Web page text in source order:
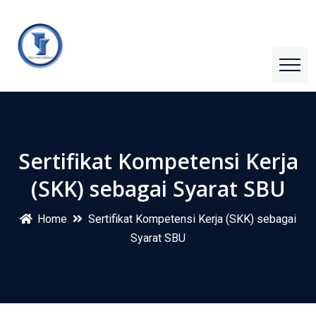
Sertifikat Kompetensi Kerja
(SKK) sebagai Syarat SBU
Home
Sertifikat Kompetensi Kerja (SKK) sebagai
Syarat SBU